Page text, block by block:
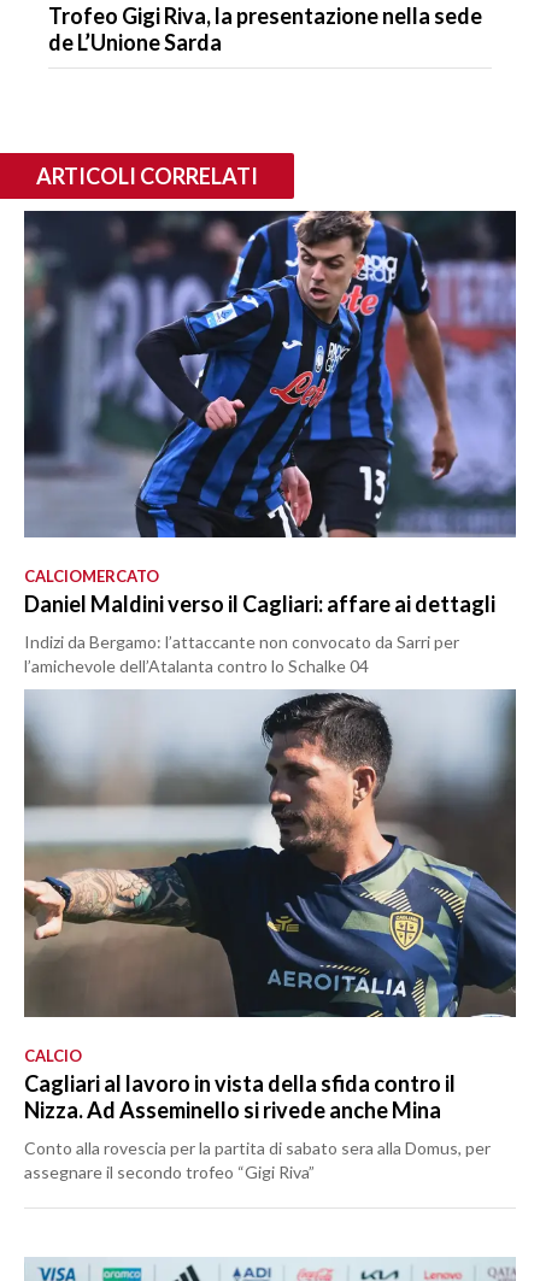
Trofeo Gigi Riva, la presentazione nella sede
de L’Unione Sarda
ARTICOLI CORRELATI
CALCIOMERCATO
Daniel Maldini verso il Cagliari: affare ai dettagli
Indizi da Bergamo: l’attaccante non convocato da Sarri per
l’amichevole dell’Atalanta contro lo Schalke 04
CALCIO
Cagliari al lavoro in vista della sfida contro il
Nizza. Ad Asseminello si rivede anche Mina
Conto alla rovescia per la partita di sabato sera alla Domus, per
assegnare il secondo trofeo “Gigi Riva”